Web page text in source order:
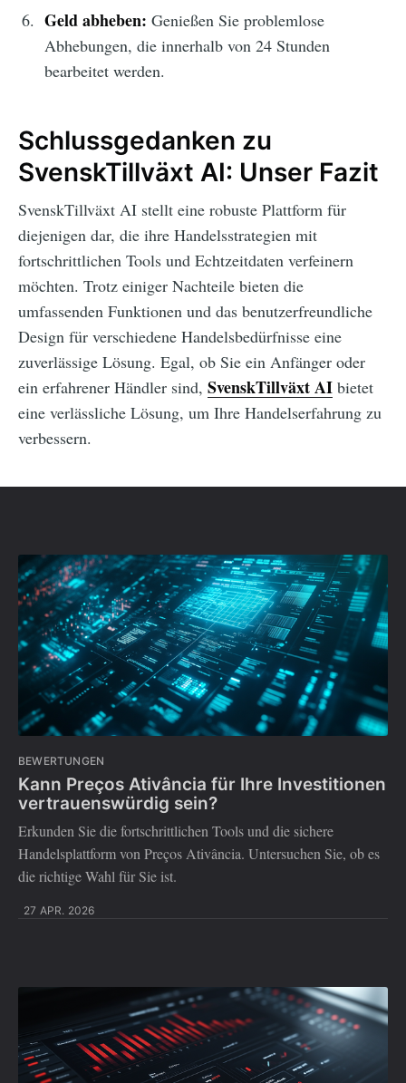
Geld abheben: Genießen Sie problemlose
Abhebungen, die innerhalb von 24 Stunden
bearbeitet werden.
Schlussgedanken zu
SvenskTillväxt AI: Unser Fazit
SvenskTillväxt AI stellt eine robuste Plattform für
diejenigen dar, die ihre Handelsstrategien mit
fortschrittlichen Tools und Echtzeitdaten verfeinern
möchten. Trotz einiger Nachteile bieten die
umfassenden Funktionen und das benutzerfreundliche
Design für verschiedene Handelsbedürfnisse eine
zuverlässige Lösung. Egal, ob Sie ein Anfänger oder
ein erfahrener Händler sind, SvenskTillväxt AI bietet
eine verlässliche Lösung, um Ihre Handelserfahrung zu
verbessern.
BEWERTUNGEN
Kann Preços Ativância für Ihre Investitionen
vertrauenswürdig sein?
Erkunden Sie die fortschrittlichen Tools und die sichere
Handelsplattform von Preços Ativância. Untersuchen Sie, ob es
die richtige Wahl für Sie ist.
27 APR. 2026